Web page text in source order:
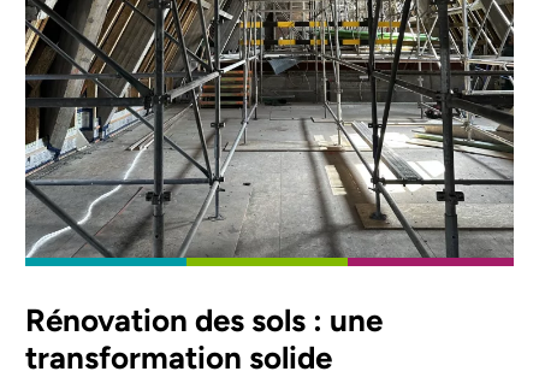
Rénovation des sols : une
transformation solide